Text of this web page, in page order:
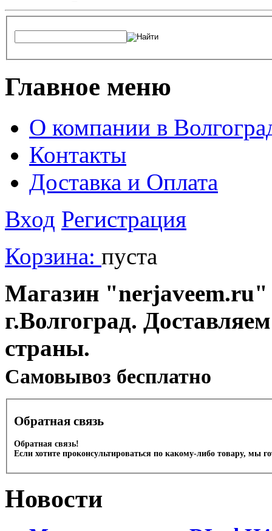
Главное меню
О компании в
Контакты
Доставка и Оплата
Вход Регистрация
Корзина: пуста
Магазин "nerjaveem.ru"
г.Волгоград.
страны.
Cамовывоз бесплатно
Обратная связь
Обратная связь!
Если хотите проконсультироваться по какому-либо товару, мы
Новости